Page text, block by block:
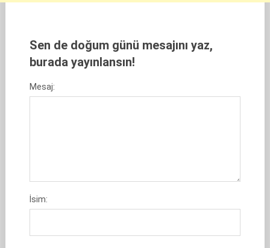
Sen de doğum günü mesajını yaz,
burada yayınlansın!
Mesaj:
İsim: